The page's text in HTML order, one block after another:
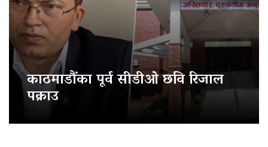
काठमाडौंका पूर्व सीडीओ छवि रिजाल
पक्राउ